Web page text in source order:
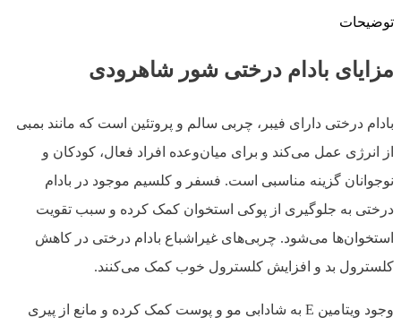
توضیحات
مزایای بادام درختی شور شاهرودی
بادام درختی دارای فیبر، چربی سالم و پروتئین است که مانند بمبی
از انرژی عمل می‌کند و برای میان‌وعده افراد فعال، کودکان و
نوجوانان گزینه مناسبی است. فسفر و کلسیم موجود در بادام
درختی به جلوگیری از پوکی استخوان کمک کرده و سبب تقویت
استخوان‌ها می‌شود. چربی‌های غیراشباع بادام درختی در کاهش
کلسترول بد و افزایش کلسترول خوب کمک می‌کنند.
وجود ویتامین E به شادابی مو و پوست کمک کرده و مانع از پیری